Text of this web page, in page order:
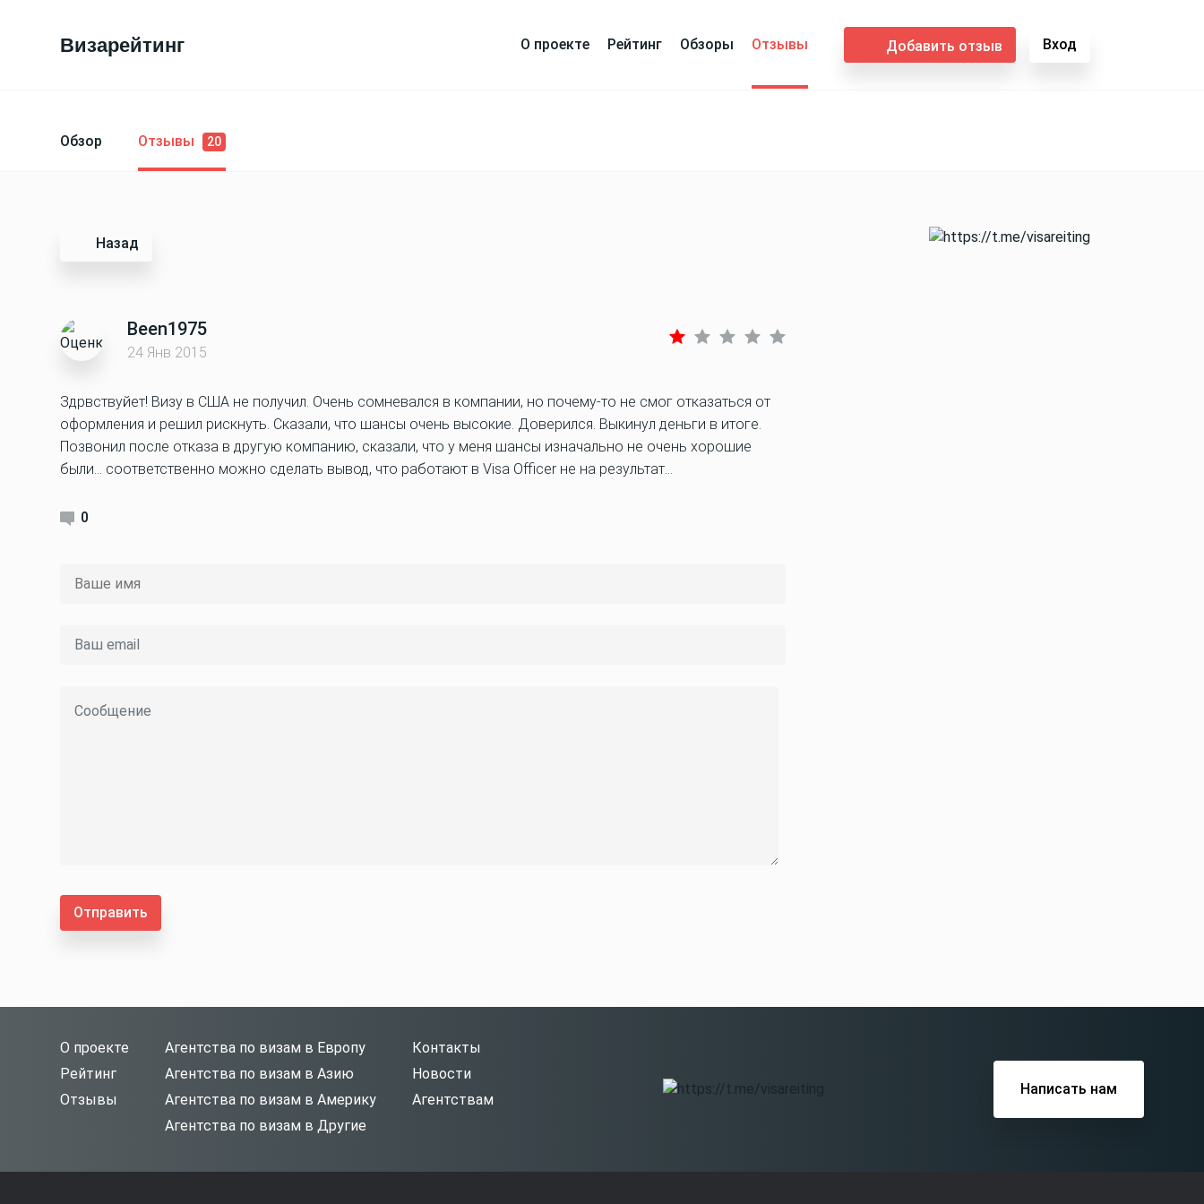
Визарейтинг О проекте Рейтинг Обзоры Отзывы Добавить отзыв Вход
Обзор Отзывы 20
Назад
Been1975
24 Янв 2015
Здрвствуйет! Визу в США не получил. Очень сомневался в компании, но почему-то не смог отказаться от
оформления и решил рискнуть. Сказали, что шансы очень высокие. Доверился. Выкинул деньги в итоге.
Позвонил после отказа в другую компанию, сказали, что у меня шансы изначально не очень хорошие
были… соответственно можно сделать вывод, что работают в Visa Officer не на результат...
0
Отправить
О проекте
Рейтинг
Отзывы
Агентства по визам в Европу
Агентства по визам в Азию
Агентства по визам в Америку
Агентства по визам в Другие
Контакты
Новости
Агентствам
Написать нам